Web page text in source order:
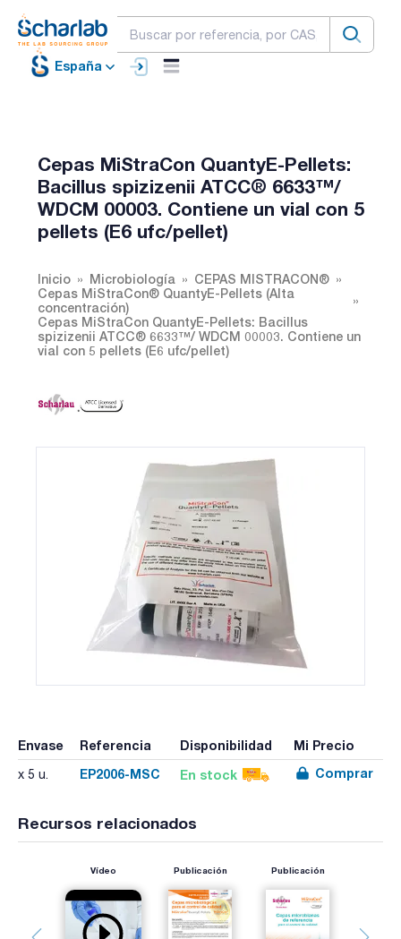
España
Cepas MiStraCon QuantyE-Pellets:
Bacillus spizizenii ATCC® 6633™/
WDCM 00003. Contiene un vial con 5
pellets (E6 ufc/pellet)
Inicio Microbiología
CEPAS MISTRACON®
Cepas MiStraCon® QuantyE-Pellets (Alta
concentración)
Cepas MiStraCon QuantyE-Pellets: Bacillus
spizizenii ATCC® 6633™/ WDCM 00003. Contiene un
vial con 5 pellets (E6 ufc/pellet)
Envase Referencia Disponibilidad Mi Precio
x 5 u. EP2006-MSC En stock Comprar
Recursos relacionados
Vídeo Publicación Publicación